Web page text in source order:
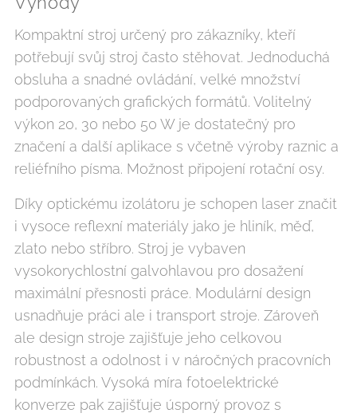
Kompaktní stroj určený pro zákazníky, kteří
potřebují svůj stroj často stěhovat. Jednoduchá
obsluha a snadné ovládání, velké množství
podporovaných grafických formátů. Volitelný
výkon 20, 30 nebo 50 W je dostatečný pro
značení a další aplikace s včetně výroby raznic a
reliéfního písma. Možnost připojení rotační osy.
Díky optickému izolátoru je schopen laser značit
i vysoce reflexní materiály jako je hliník, měď,
zlato nebo stříbro. Stroj je vybaven
vysokorychlostní galvohlavou pro dosažení
maximální přesnosti práce. Modulární design
usnadňuje práci ale i transport stroje. Zároveň
ale design stroje zajišťuje jeho celkovou
robustnost a odolnost i v náročných pracovních
podmínkách. Vysoká míra fotoelektrické
konverze pak zajišťuje úsporný provoz s